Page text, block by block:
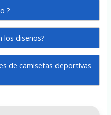
?
los diseños?
de camisetas deportivas